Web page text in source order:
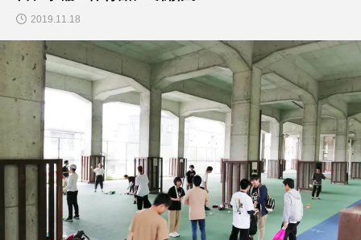
交流会
「Fanta Stick 202
2」開催決定。
hiro
nozaki
国内１５名の３ディア
ボロプレイヤーによる
動画集「Japanese 3
diabolos Players」
が公開。
2019.11.18